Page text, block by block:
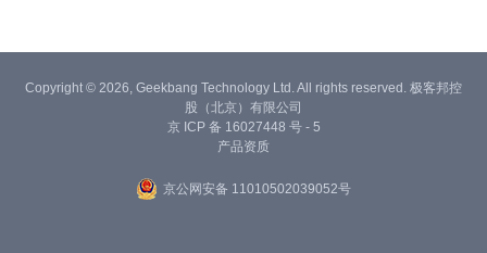
Copyright © 2026, Geekbang Technology Ltd. All rights reserved. 极客邦控
股（北京）有限公司
京 ICP 备 16027448 号 - 5
产品资质
京公网安备 11010502039052号